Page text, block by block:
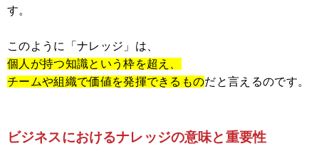
す。
このように「ナレッジ」は、
個人が持つ知識という枠を超え、
チームや組織で価値を発揮できるものだと言えるのです。
ビジネスにおけるナレッジの意味と重要性